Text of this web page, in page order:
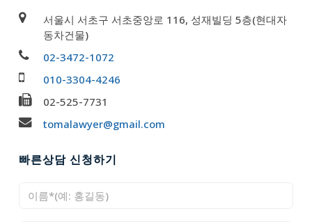
서울시 서초구 서초중앙로 116, 성재빌딩 5층(현대자
동차건물)
02-3472-1072
010-3304-4246
02-525-7731
tomalawyer@gmail.com
빠른상담 신청하기